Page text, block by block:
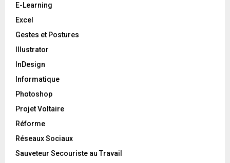
E-Learning
Excel
Gestes et Postures
Illustrator
InDesign
Informatique
Photoshop
Projet Voltaire
Réforme
Réseaux Sociaux
Sauveteur Secouriste au Travail